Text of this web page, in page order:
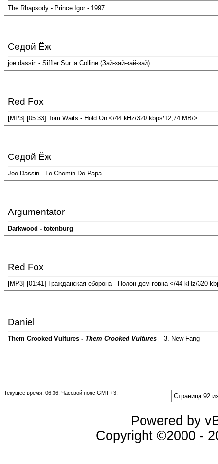
The Rhapsody - Prince Igor - 1997
Седой Ёж
joe dassin - Siffler Sur la Colline (Зай-зай-зай-зай)
Red Fox
[MP3] [05:33] Tom Waits - Hold On </44 kHz/320 kbps/12,74 MB/>
Седой Ёж
Joe Dassin - Le Chemin De Papa
Argumentator
Darkwood - totenburg
Red Fox
[MP3] [01:41] Гражданская оборона - Полон дом говна </44 kHz/320
Daniel
Them Crooked Vultures - Them Crooked Vultures – 3. New Fang
Текущее время: 06:36 . Часовой пояс GMT +3. Страница 92
Powered by
Copyright ©2000 -